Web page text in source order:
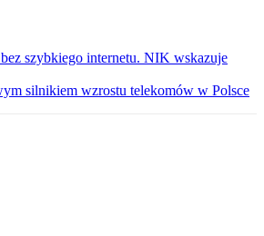
szybkiego internetu. NIK wskazuje
silnikiem wzrostu telekomów w Polsce